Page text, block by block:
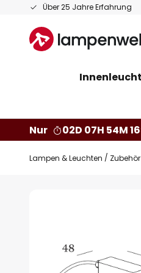
Über 25 Jahre Erfahrung
Zum
springen
Nur
02D 07H 54M
Lampen & Leuchten Zubehör
Bildgalerie